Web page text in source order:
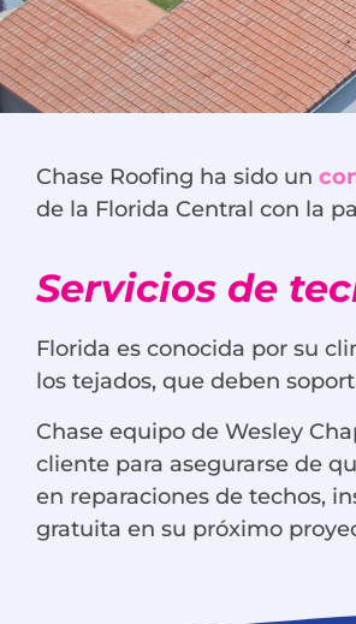
Chase Roofing ha sido un
de la Florida Central con la
Servicios de
Florida es conocida por su
los tejados, que deben
Chase equipo de Wesley
cliente para asegurarse de
en reparaciones de techos,
gratuita en su próximo